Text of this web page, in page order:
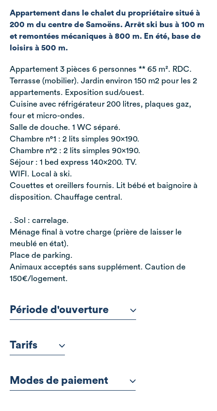
Appartement dans le chalet du propriétaire situé à
200 m du centre de Samoëns. Arrêt ski bus à 100 m
et remontées mécaniques à 800 m. En été, base de
loisirs à 500 m.
Appartement 3 pièces 6 personnes ** 65 m². RDC.
Terrasse (mobilier). Jardin environ 150 m2 pour les 2
appartements. Exposition sud/ouest.
Cuisine avec réfrigérateur 200 litres, plaques gaz,
four et micro-ondes.
Salle de douche. 1 WC séparé.
Chambre n°1 : 2 lits simples 90x190.
Chambre n°2 : 2 lits simples 90x190.
Séjour : 1 bed express 140x200. TV.
​WIFI. Local à ski.
Couettes et oreillers fournis. Lit bébé et baignoire à
disposition. Chauffage central.
. Sol : carrelage.
Ménage final à votre charge (prière de laisser le
meublé en état).
Place de parking.
Animaux acceptés sans supplément. Caution de
150€/logement.
Période d'ouverture
Tarifs
Modes de paiement